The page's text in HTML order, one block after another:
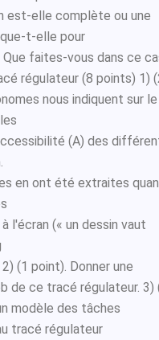
est-elle complète ou une
t-elle pour
Que faites-vous dans ce
régulateur (8 points) 1)
nous indiquent sur le
(A) des
en ont été extraites
l'écran (« un dessin vaut
(1 point). Donner une
de ce tracé régulateur. 3)
modèle des tâches
tracé régulateur